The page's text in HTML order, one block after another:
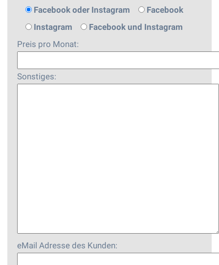
Facebook oder Instagram
Facebook
Instagram
Facebook und Instagram
Preis pro Monat:
Sonstiges:
eMail Adresse des Kunden: